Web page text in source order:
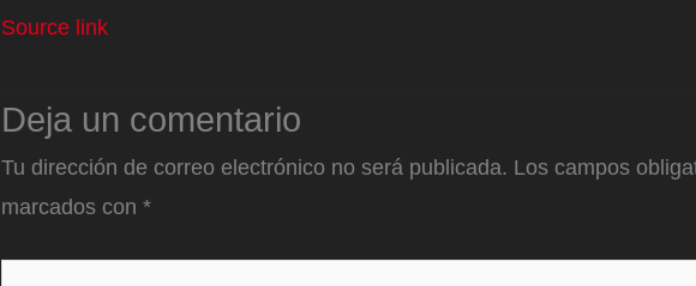
Source link
Deja un comentario
Tu dirección de correo electrónico no será publicada. Los campos
marcados con *